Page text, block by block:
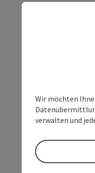
Wir möchten
verwalten und